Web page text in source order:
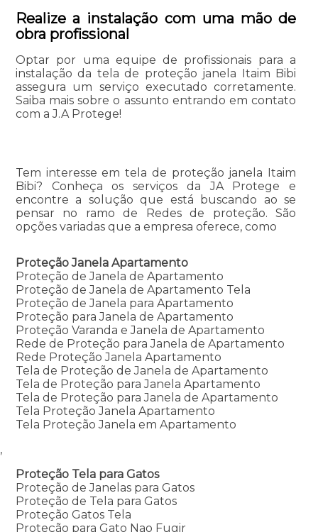
Realize a instalação com uma mão de
obra profissional
Optar por uma equipe de profissionais para a
instalação da tela de proteção janela Itaim Bibi
assegura um serviço executado corretamente.
Saiba mais sobre o assunto entrando em contato
com a J.A Protege!
Tem interesse em tela de proteção janela Itaim
Bibi? Conheça os serviços da JA Protege e
encontre a solução que está buscando ao se
pensar no ramo de Redes de proteção. São
opções variadas que a empresa oferece, como
Proteção Janela Apartamento
Proteção de Janela de Apartamento
Proteção de Janela de Apartamento Tela
Proteção de Janela para Apartamento
Proteção para Janela de Apartamento
Proteção Varanda e Janela de Apartamento
Rede de Proteção para Janela de Apartamento
Rede Proteção Janela Apartamento
Tela de Proteção de Janela de Apartamento
Tela de Proteção para Janela Apartamento
Tela de Proteção para Janela de Apartamento
Tela Proteção Janela Apartamento
Tela Proteção Janela em Apartamento
,
Proteção Tela para Gatos
Proteção de Janelas para Gatos
Proteção de Tela para Gatos
Proteção Gatos Tela
Proteção para Gato Nao Fugir